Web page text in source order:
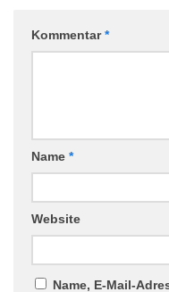
Kommentar*
Name *
Website
Name, E-Mail-